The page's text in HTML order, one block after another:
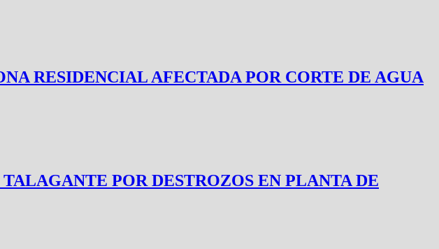
RESIDENCIAL AFECTADA POR CORTE DE AGUA
POR DESTROZOS EN PLANTA DE